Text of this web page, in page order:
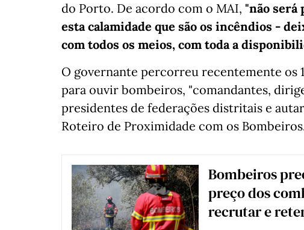
do Porto. De acordo com o MAI, "não será
esta calamidade que são os incêndios -
com todos os meios, com toda a
O governante percorreu recentemente os
para ouvir bombeiros, "comandantes,
presidentes de federações distritais e
Roteiro de Proximidade com os
Bombeiros
preço dos
recrutar e